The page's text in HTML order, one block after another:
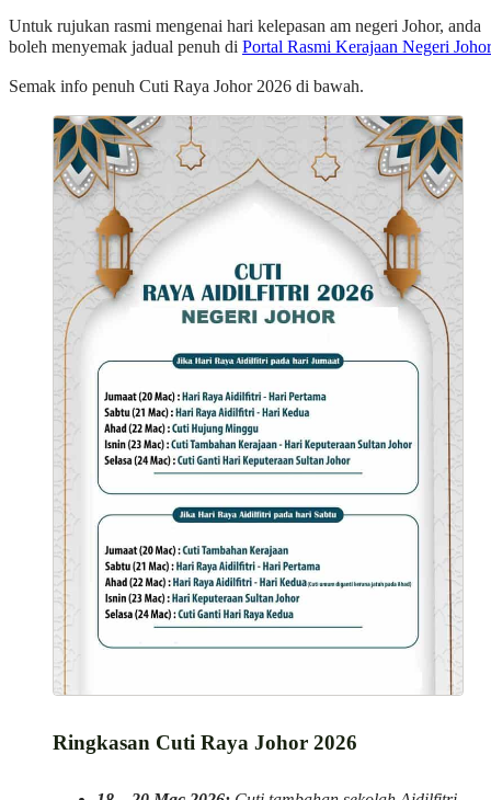
Untuk rujukan rasmi mengenai hari kelepasan am negeri Johor, anda
boleh menyemak jadual penuh di Portal Rasmi Kerajaan Negeri Johor
Semak info penuh Cuti Raya Johor 2026 di bawah.
Ringkasan Cuti Raya Johor 2026